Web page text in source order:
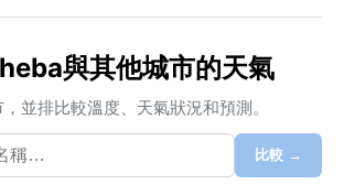
與其他城市的天氣
並排比較溫度、天氣狀況和預測。
比較 →